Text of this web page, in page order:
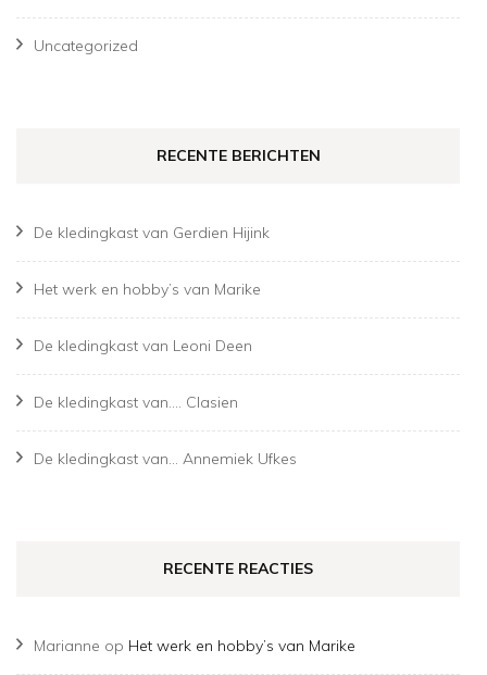
Uncategorized
RECENTE BERICHTEN
De kledingkast van Gerdien Hijink
Het werk en hobby’s van Marike
De kledingkast van Leoni Deen
De kledingkast van…. Clasien
De kledingkast van… Annemiek Ufkes
RECENTE REACTIES
Marianne op Het werk en hobby’s van Marike